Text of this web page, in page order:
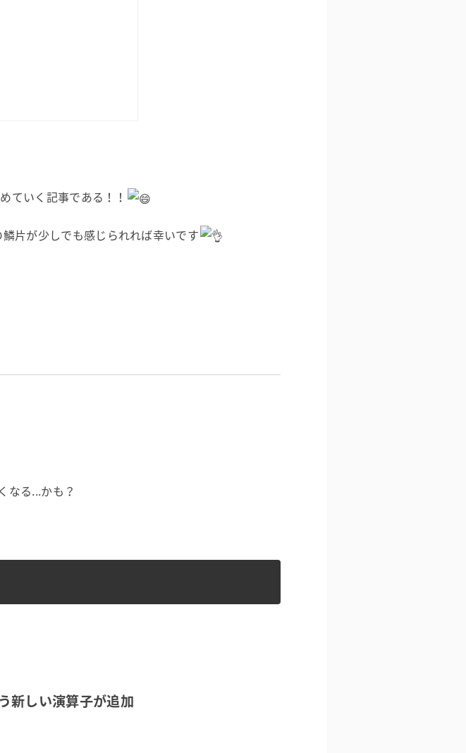
ていく記事である！！
片が少しでも感じられれば幸いです
なる...かも？
しい演算子が追加